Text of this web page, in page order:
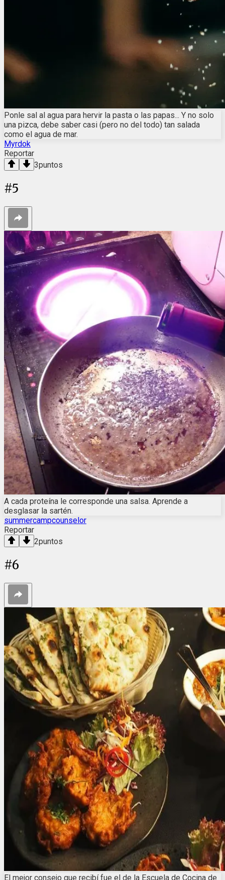
Ponle sal al agua para hervir la pasta o las papas... Y no solo
una pizca, debe saber casi (pero no del todo) tan salada
como el agua de mar.
Myrdok
Reportar
3puntos
#5
A cada proteína le corresponde una salsa. Aprende a
desglasar la sartén.
summercampcounselor
Reportar
2puntos
#6
El mejor consejo que recibí fue el de la Escuela de Cocina de